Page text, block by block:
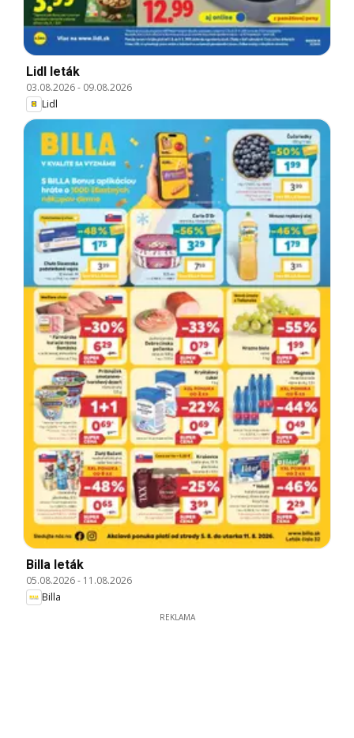
Lidl leták
03.08.2026- 09.08.2026
Lidl
Billa leták
05.08.2026- 11.08.2026
Billa
REKLAMA